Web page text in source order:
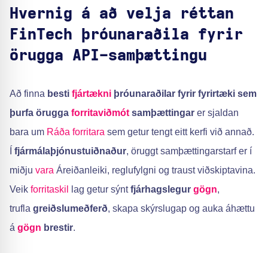
Hvernig á að velja réttan
FinTech þróunaraðila fyrir
örugga API-samþættingu
Að finna besti fjártækni þróunaraðilar fyrir fyrirtæki sem
þurfa örugga forritaviðmót samþættingar er sjaldan
bara um Ráða forritara sem getur tengt eitt kerfi við annað.
fjármálaþjónustuiðnaður, öruggt samþættingarstarf er í
miðju vara Áreiðanleiki, reglufylgni og traust viðskiptavina.
Veik forritaskil lag getur sýntfjárhagslegur gögn,
trufla greiðslumeðferð, skapa skýrslugap og auka áhættu
á gögn brestir.